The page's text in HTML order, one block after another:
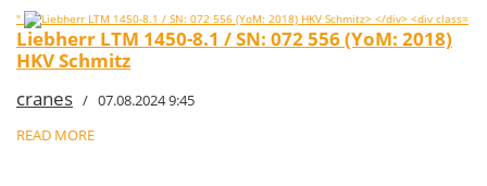
"
Liebherr LTM 1450-8.1 / SN: 072 556 (YoM: 2018)
HKV Schmitz
cranes / 07.08.2024 9:45
READ MORE